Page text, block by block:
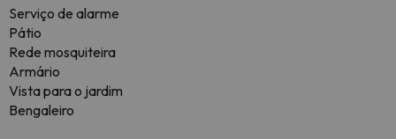
Serviço de alarme
Pátio
Rede mosquiteira
Armário
Vista para o jardim
Bengaleiro